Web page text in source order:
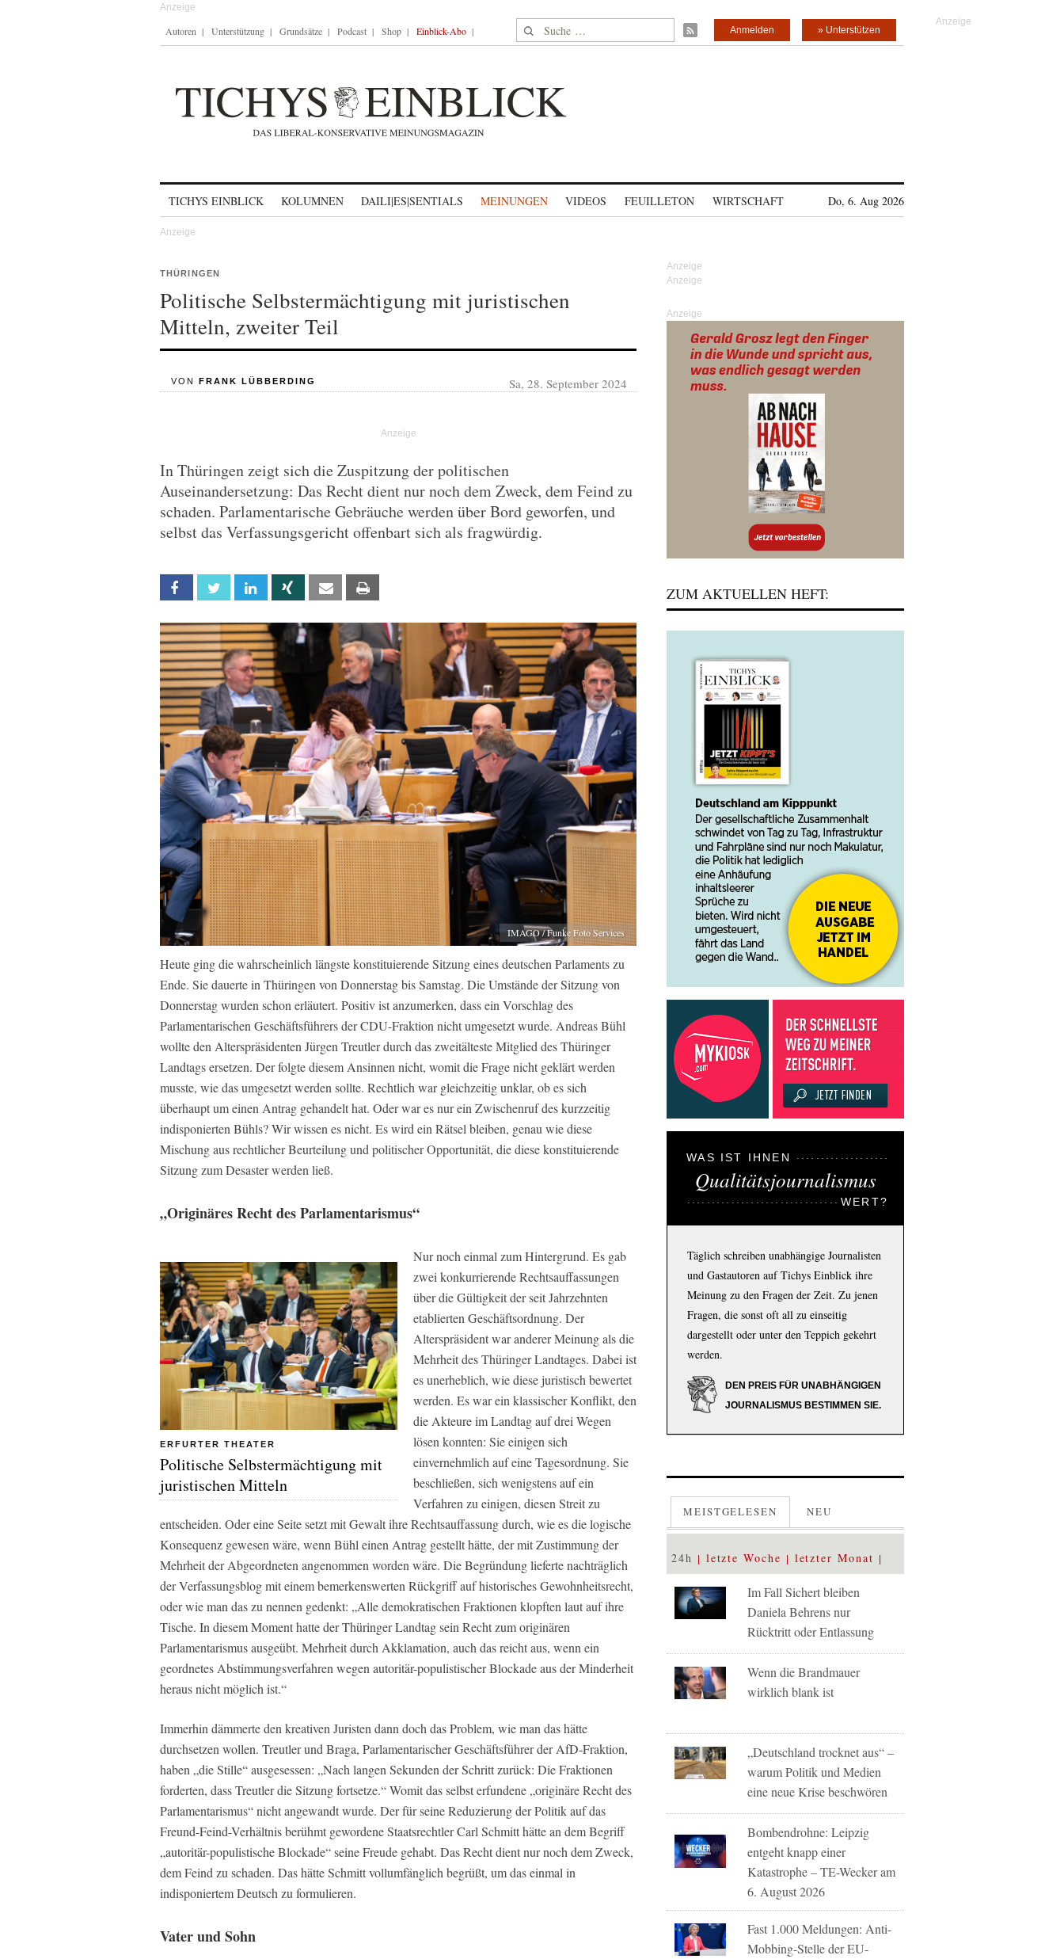
Autoren Unterstützung Grundsätze Podcast Shop Einblick-Abo Suche nach: » Unterstützen
Anmelden
TICHYS EINBLICK KOLUMNEN DAILI|ES|SENTIALS MEINUNGEN VIDEOS FEUILLETON WIRTSCHAFT Do, 6. Aug 2026
THÜRINGEN
Politische Selbstermächtigung mit juristischen
Mitteln, zweiter Teil
VON FRANK LÜBBERDING Sa, 28. September 2024
In Thüringen zeigt sich die Zuspitzung der politischen
Auseinandersetzung: Das Recht dient nur noch dem Zweck, dem Feind zu
schaden. Parlamentarische Gebräuche werden über Bord geworfen, und
selbst das Verfassungsgericht offenbart sich als fragwürdig.
Facebook Twitter Linkedin Xing Email
IMAGO / Funke Foto Services
Heute ging die wahrscheinlich längste konstituierende Sitzung eines deutschen Parlaments zu
Ende. Sie dauerte in Thüringen von Donnerstag bis Samstag. Die Umstände der Sitzung von
Donnerstag wurden schon erläutert. Positiv ist anzumerken, dass ein Vorschlag des
Parlamentarischen Geschäftsführers der CDU-Fraktion nicht umgesetzt wurde. Andreas Bühl
wollte den Alterspräsidenten Jürgen Treutler durch das zweitälteste Mitglied des Thüringer
Landtags ersetzen. Der folgte diesem Ansinnen nicht, womit die Frage nicht geklärt werden
musste, wie das umgesetzt werden sollte. Rechtlich war gleichzeitig unklar, ob es sich
überhaupt um einen Antrag gehandelt hat. Oder war es nur ein Zwischenruf des kurzzeitig
indisponierten Bühls? Wir wissen es nicht. Es wird ein Rätsel bleiben, genau wie diese
Mischung aus rechtlicher Beurteilung und politischer Opportunität, die diese konstituierende
Sitzung zum Desaster werden ließ.
„Originäres Recht des Parlamentarismus“
ERFURTER THEATER
Politische Selbstermächtigung mit
juristischen Mitteln
Nur noch einmal zum Hintergrund. Es gab
zwei konkurrierende Rechtsauffassungen
über die Gültigkeit der seit Jahrzehnten
etablierten Geschäftsordnung. Der
Alterspräsident war anderer Meinung als die
Mehrheit des Thüringer Landtages. Dabei ist
es unerheblich, wie diese juristisch bewertet
werden. Es war ein klassischer Konflikt, den
die Akteure im Landtag auf drei Wegen
lösen konnten: Sie einigen sich
einvernehmlich auf eine Tagesordnung. Sie
beschließen, sich wenigstens auf ein
Verfahren zu einigen, diesen Streit zu
entscheiden. Oder eine Seite setzt mit Gewalt ihre Rechtsauffassung durch, wie es die logische
Konsequenz gewesen wäre, wenn Bühl einen Antrag gestellt hätte, der mit Zustimmung der
Mehrheit der Abgeordneten angenommen worden wäre. Die Begründung lieferte nachträglich
der Verfassungsblog mit einem bemerkenswerten Rückgriff auf historisches Gewohnheitsrecht,
oder wie man das zu nennen gedenkt: „Alle demokratischen Fraktionen klopften laut auf ihre
Tische. In diesem Moment hatte der Thüringer Landtag sein Recht zum originären
Parlamentarismus ausgeübt. Mehrheit durch Akklamation, auch das reicht aus, wenn ein
geordnetes Abstimmungsverfahren wegen autoritär-populistischer Blockade aus der Minderheit
heraus nicht möglich ist.“
Immerhin dämmerte den kreativen Juristen dann doch das Problem, wie man das hätte
durchsetzen wollen. Treutler und Braga, Parlamentarischer Geschäftsführer der AfD-Fraktion,
haben „die Stille“ ausgesessen: „Nach langen Sekunden der Schritt zurück: Die Fraktionen
forderten, dass Treutler die Sitzung fortsetze.“ Womit das selbst erfundene „originäre Recht des
Parlamentarismus“ nicht angewandt wurde. Der für seine Reduzierung der Politik auf das
Freund-Feind-Verhältnis berühmt gewordene Staatsrechtler Carl Schmitt hätte an dem Begriff
„autoritär-populistische Blockade“ seine Freude gehabt. Das Recht dient nur noch dem Zweck,
dem Feind zu schaden. Das hätte Schmitt vollumfänglich begrüßt, um das einmal in
indisponiertem Deutsch zu formulieren.
Vater und Sohn
Anzeige
ZUM AKTUELLEN HEFT:
WAS IST IHNEN
Qualitätsjournalismus
WERT?
Täglich schreiben unabhängige Journalisten
und Gastautoren auf Tichys Einblick ihre
Meinung zu den Fragen der Zeit. Zu jenen
Fragen, die sonst oft all zu einseitig
dargestellt oder unter den Teppich gekehrt
werden.
DEN PREIS FÜR UNABHÄNGIGEN
JOURNALISMUS BESTIMMEN SIE.
MEISTGELESEN NEU
24h letzte Woche letzter Monat
Im Fall Sichert bleiben
Daniela Behrens nur
Rücktritt oder Entlassung
Wenn die Brandmauer
wirklich blank ist
„Deutschland trocknet aus“ –
warum Politik und Medien
eine neue Krise beschwören
Bombendrohne: Leipzig
entgeht knapp einer
Katastrophe – TE-Wecker am
6. August 2026
Fast 1.000 Meldungen: Anti-
Mobbing-Stelle der EU-